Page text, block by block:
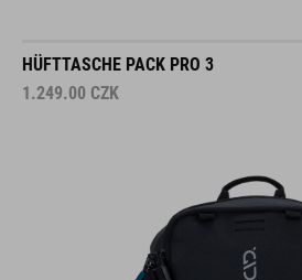
HÜFTTASCHE PACK PRO 3
1.249.00 CZK